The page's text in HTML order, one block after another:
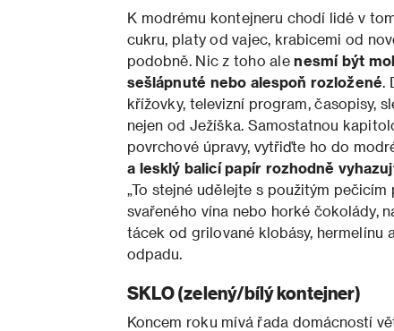
K modrému kontejneru chodí lidé v
cukru, platy od vajec, krabicemi od
podobně. Nic z toho alenesmí být
sešlápnuté nebo alespoň rozložené.
křížovky, televizní program, časopisy,
nejen od Ježíška. Samostatnou
povrchové úpravy, vytřiďte ho do
a lesklý balicí papír rozhodně
„To stejné udělejte s použitým
svařeného vína nebo horké čokolády,
tácek od grilované klobásy, hermelínu
odpadu.
SKLO (zelený/bílý kontejner)
Koncem roku mívá řada domácností